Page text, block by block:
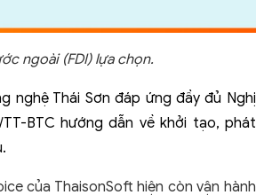
ngoài (FDI) lựa chọn.
nghệ Thái Sơn đáp ứng đầy đủ Nghị
TT-BTC hướng dẫn về khởi tạo, phát
của ThaisonSoft hiện còn vận hành